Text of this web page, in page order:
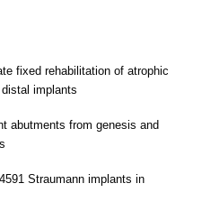
fixed rehabilitation of atrophic
implants
abutments from genesis and
Straumann implants in